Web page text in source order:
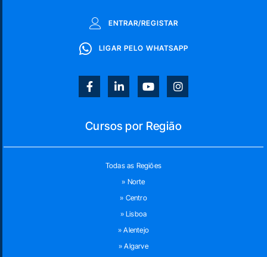
ENTRAR/REGISTAR
LIGAR PELO WHATSAPP
Cursos por Região
Todas as Regiões
» Norte
» Centro
» Lisboa
» Alentejo
» Algarve